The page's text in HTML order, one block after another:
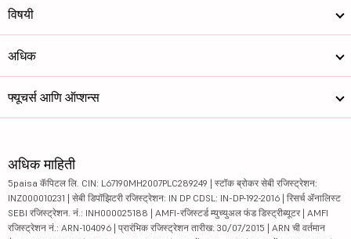
विषयी
अधिक
फ्यूचर्स आणि ऑप्शन्स
अधिक माहिती
5paisa कॅपिटल लि. CIN: L67190MH2007PLC289249 | स्टॉक ब्रोकर सेबी रजिस्ट्रेशन:
INZ000010231 | सेबी डिपॉझिटरी रजिस्ट्रेशन: IN DP CDSL: IN-DP-192-2016 | रिसर्च ॲनालिस्ट
SEBI रजिस्ट्रेशन. नं.: INH000025188 | AMFI-रजिस्टर्ड म्युच्युअल फंड डिस्ट्रीब्यूटर | AMFI
रजिस्ट्रेशन नं.: ARN-104096 | प्रारंभिक रजिस्ट्रेशन तारीख: 30/07/2015 | ARN ची वर्तमान